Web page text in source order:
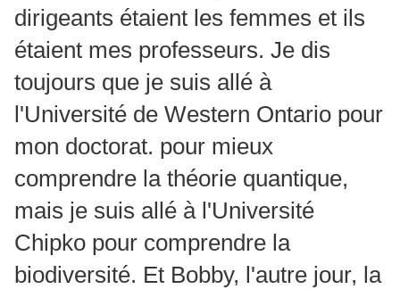
dirigeants étaient les femmes et ils
étaient mes professeurs. Je dis
toujours que je suis allé à
l'Université de Western Ontario pour
mon doctorat. pour mieux
comprendre la théorie quantique,
mais je suis allé à l'Université
Chipko pour comprendre la
biodiversité. Et Bobby, l'autre jour, la